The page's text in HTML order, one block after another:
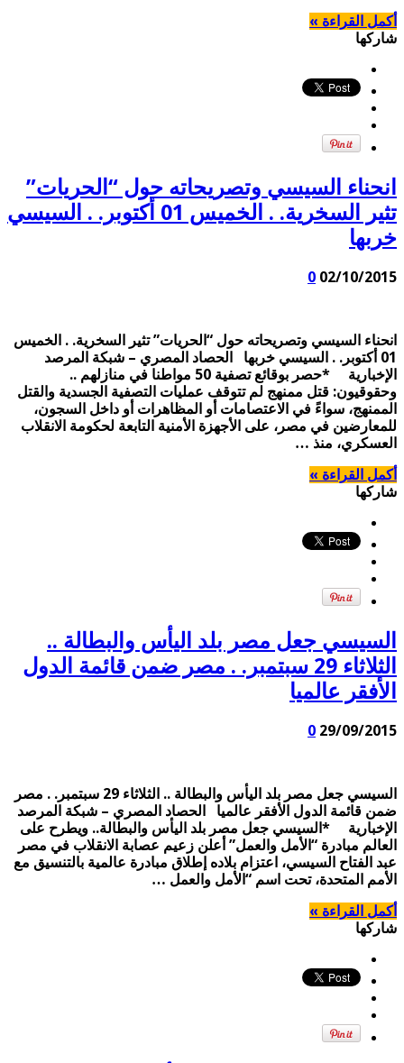
أكمل القراءة »
شاركها
انحناء السيسي وتصريحاته حول “الحريات”
تثير السخرية. . الخميس 01 أكتوبر. . السيسي
خربها
02/10/2015
0
انحناء السيسي وتصريحاته حول “الحريات” تثير السخرية. . الخميس
01 أكتوبر. . السيسي خربها الحصاد المصري – شبكة المرصد
الإخبارية *حصر بوقائع تصفية 50 مواطنا في منازلهم ..
وحقوقيون: قتل ممنهج لم تتوقف عمليات التصفية الجسدية والقتل
الممنهج، سواءً في الاعتصامات أو المظاهرات أو داخل السجون،
للمعارضين في مصر، على الأجهزة الأمنية التابعة لحكومة الانقلاب
العسكري، منذ …
أكمل القراءة »
شاركها
السيسي جعل مصر بلد اليأس والبطالة ..
الثلاثاء 29 سبتمبر. . مصر ضمن قائمة الدول
الأفقر عالميا
29/09/2015
0
السيسي جعل مصر بلد اليأس والبطالة .. الثلاثاء 29 سبتمبر. . مصر
ضمن قائمة الدول الأفقر عالميا الحصاد المصري – شبكة المرصد
الإخبارية *السيسي جعل مصر بلد اليأس والبطالة.. ويطرح على
العالم مبادرة “الأمل والعمل” أعلن زعيم عصابة الانقلاب في مصر
عبد الفتاح السيسي، اعتزام بلاده إطلاق مبادرة عالمية بالتنسيق مع
الأمم المتحدة، تحت اسم “الأمل والعمل …
أكمل القراءة »
شاركها